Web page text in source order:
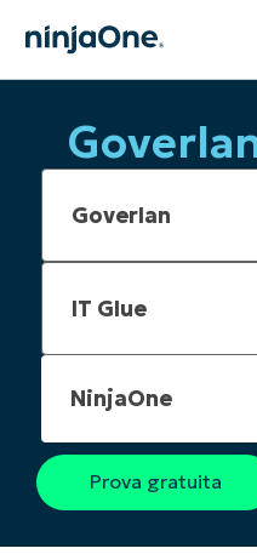
NinjaOne
Prova gratuita